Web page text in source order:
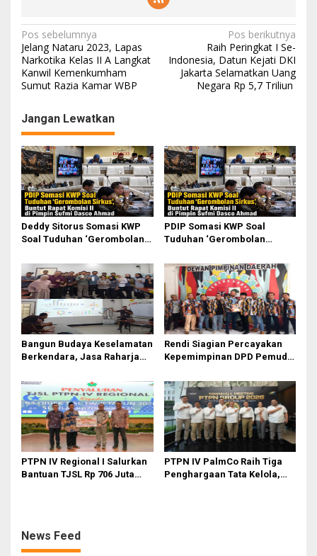
Navigasi
pos
Pos sebelumnya
Jelang Nataru 2023, Lapas
Narkotika Kelas II A Langkat
Kanwil Kemenkumham
Sumut Razia Kamar WBP
Pos berikutnya
Raih Peringkat I Se-
Indonesia, Datun Kejati DKI
Jakarta Selamatkan Uang
Negara Rp 5,7 Triliun
Jangan Lewatkan
Deddy Sitorus Somasi KWP
Soal Tuduhan ‘Gerombolan
II Dipimpin Sufmi Dasco
Ahmad
PDIP Somasi KWP Soal
Tuduhan ‘Gerombolan
II Dipimpin Sufmi Dasco
Ahmad
Bangun Budaya Keselamatan
Berkendara, Jasa Raharja
Pasifik Medan Industri
Rendi Siagian Percayakan
Kepemimpinan DPD Pemuda
kepada Josef Sembiring
PTPN IV Regional I Salurkan
Bantuan TJSL Rp 706 Juta
PTPN IV PalmCo Raih Tiga
Penghargaan Tata Kelola,
News Feed